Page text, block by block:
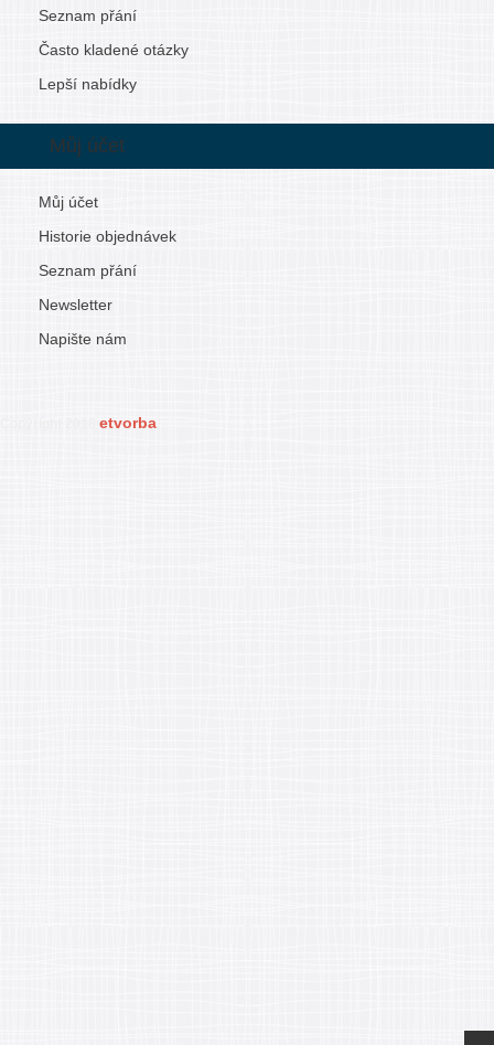
Seznam přání
Často kladené otázky
Lepší nabídky
Můj účet
Můj účet
Historie objednávek
Seznam přání
Newsletter
Napište nám
etvorba